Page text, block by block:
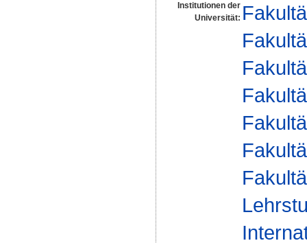
Institutionen der
Universität: